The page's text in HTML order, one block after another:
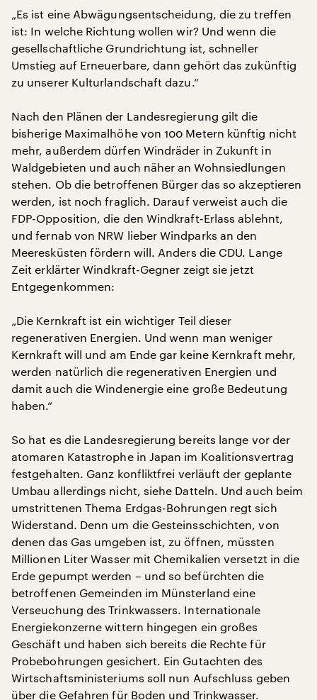
„Es ist eine Abwägungsentscheidung, die zu treffen
ist: In welche Richtung wollen wir? Und wenn die
gesellschaftliche Grundrichtung ist, schneller
Umstieg auf Erneuerbare, dann gehört das zukünftig
zu unserer Kulturlandschaft dazu.“
Nach den Plänen der Landesregierung gilt die
bisherige Maximalhöhe von 100 Metern künftig nicht
mehr, außerdem dürfen Windräder in Zukunft in
Waldgebieten und auch näher an Wohnsiedlungen
stehen. Ob die betroffenen Bürger das so akzeptieren
werden, ist noch fraglich. Darauf verweist auch die
FDP-Opposition, die den Windkraft-Erlass ablehnt,
und fernab von NRW lieber Windparks an den
Meeresküsten fördern will. Anders die CDU. Lange
Zeit erklärter Windkraft-Gegner zeigt sie jetzt
Entgegenkommen:
„Die Kernkraft ist ein wichtiger Teil dieser
regenerativen Energien. Und wenn man weniger
Kernkraft will und am Ende gar keine Kernkraft mehr,
werden natürlich die regenerativen Energien und
damit auch die Windenergie eine große Bedeutung
haben.“
So hat es die Landesregierung bereits lange vor der
atomaren Katastrophe in Japan im Koalitionsvertrag
festgehalten. Ganz konfliktfrei verläuft der geplante
Umbau allerdings nicht, siehe Datteln. Und auch beim
umstrittenen Thema Erdgas-Bohrungen regt sich
Widerstand. Denn um die Gesteinsschichten, von
denen das Gas umgeben ist, zu öffnen, müssten
Millionen Liter Wasser mit Chemikalien versetzt in die
Erde gepumpt werden – und so befürchten die
betroffenen Gemeinden im Münsterland eine
Verseuchung des Trinkwassers. Internationale
Energiekonzerne wittern hingegen ein großes
Geschäft und haben sich bereits die Rechte für
Probebohrungen gesichert. Ein Gutachten des
Wirtschaftsministeriums soll nun Aufschluss geben
über die Gefahren für Boden und Trinkwasser.